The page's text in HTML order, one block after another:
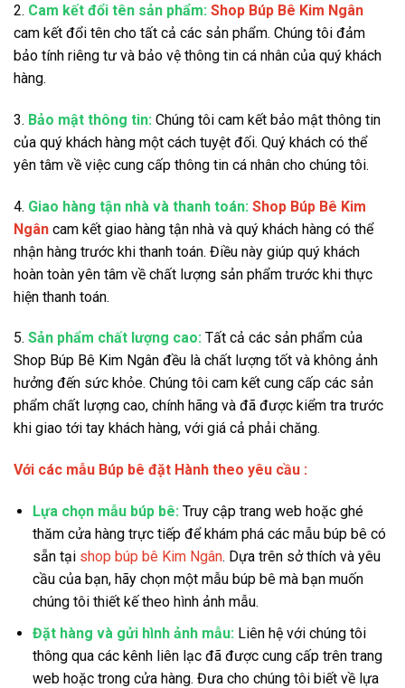
2. Cam kết đổi tên sản phẩm: Shop Búp Bê Kim Ngân
cam kết đổi tên cho tất cả các sản phẩm. Chúng tôi đảm
bảo tính riêng tư và bảo vệ thông tin cá nhân của quý khách
hàng.
3. Bảo mật thông tin: Chúng tôi cam kết bảo mật thông tin
của quý khách hàng một cách tuyệt đối. Quý khách có thể
yên tâm về việc cung cấp thông tin cá nhân cho chúng tôi.
4. Giao hàng tận nhà và thanh toán: Shop Búp Bê Kim
Ngân cam kết giao hàng tận nhà và quý khách hàng có thể
nhận hàng trước khi thanh toán. Điều này giúp quý khách
hoàn toàn yên tâm về chất lượng sản phẩm trước khi thực
hiện thanh toán.
5. Sản phẩm chất lượng cao: Tất cả các sản phẩm của
Shop Búp Bê Kim Ngân đều là chất lượng tốt và không ảnh
hưởng đến sức khỏe. Chúng tôi cam kết cung cấp các sản
phẩm chất lượng cao, chính hãng và đã được kiểm tra trước
khi giao tới tay khách hàng, với giá cả phải chăng.
Với các mẫu Búp bê đặt Hành theo yêu cầu :
Lựa chọn mẫu búp bê:Truy cập trang web hoặc ghé
thăm cửa hàng trực tiếp để khám phá các mẫu búp bê có
sẵn tại shop búp bê Kim Ngân. Dựa trên sở thích và yêu
cầu của bạn, hãy chọn một mẫu búp bê mà bạn muốn
chúng tôi thiết kế theo hình ảnh mẫu.
Đặt hàng và gửi hình ảnh mẫu: Liên hệ với chúng tôi
thông qua các kênh liên lạc đã được cung cấp trên trang
web hoặc trong cửa hàng. Đưa cho chúng tôi biết về lựa